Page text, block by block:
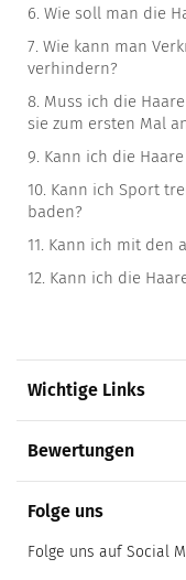
6. Wie soll man die
7. Wie kann man
verhindern?
8. Muss ich die
sie zum ersten Mal
9. Kann ich die
10. Kann ich Sport
baden?
11. Kann ich mit den
12. Kann ich die
Wichtige Links
Folge uns
Folge uns auf Social
Bewertungen